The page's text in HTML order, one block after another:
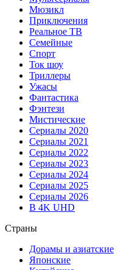
Мюзикл
Приключения
Реальное ТВ
Семейные
Спорт
Ток шоу
Триллеры
Ужасы
Фантастика
Фэнтези
Мистические
Сериалы 2020
Сериалы 2021
Сериалы 2022
Сериалы 2023
Сериалы 2024
Сериалы 2025
Сериалы 2026
В 4K UHD
Страны
Дорамы и азиатские
Японские